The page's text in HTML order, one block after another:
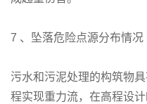
7 、坠落危险点源分布情况
污水和污泥处理的构筑物
程实现重力流，在高程设